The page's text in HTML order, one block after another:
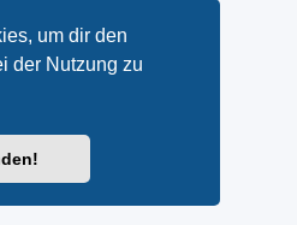
um dir den
der Nutzung zu